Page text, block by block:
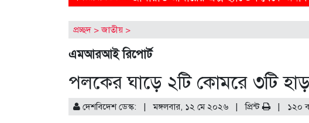
প্রচ্ছদ >জাতীয় >
এমআরআই রিপোর্ট
পলকের ঘাড়ে ২টি কোমরে ৩টি
দেশবিদেশ ডেস্ক: | মঙ্গলবার, ১২ মে ২০২৬ |প্রিন্ট | ১২০